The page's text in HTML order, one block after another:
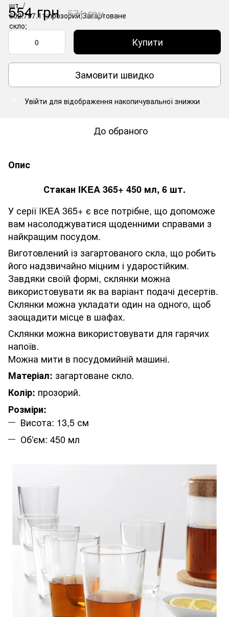
554 грн 571 грн
Купити
Замовити швидко
Увійти для відображення накопичувальної знижки
До обраного
Опис
Стакан IKEA 365+ 450 мл, 6 шт.
У серії IKEA 365+ є все потрібне, що допоможе
вам насолоджуватися щоденними справами з
найкращим посудом.
Виготовлений із загартованого скла, що робить
його надзвичайно міцним і ударостійким.
Завдяки своїй формі, склянки можна
використовувати як ва варіант подачі десертів.
Склянки можна укладати один на одного, щоб
заощадити місце в шафах.
Склянки можна використовувати для гарячих
напоїв.
Можна мити в посудомийній машині.
Матеріал: загартоване скло.
Колір: прозорий.
Розміри:
Висота: 13,5 см
Об'єм: 450 мл